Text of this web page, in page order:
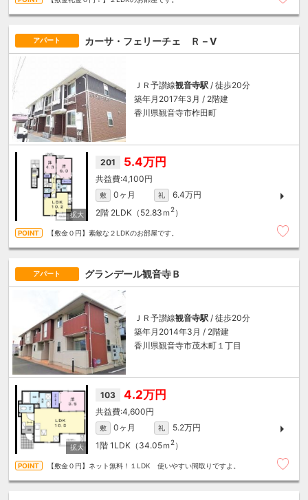
アパート カーサ・フェリーチェ Ｒ－Ⅴ
ＪＲ予讃線観音寺駅 / 徒歩20分
築年月2017年3月 / 2階建
香川県観音寺市柞田町
201 5.4万円
4,100円
敷 0ヶ月 礼
6.4万円
2階 2LDK（52.83ｍ2）
【敷金０円】素敵な２LDKのお部屋です。
アパート グランデール観音寺Ｂ
ＪＲ予讃線観音寺駅 / 徒歩20分
築年月2014年3月 / 2階建
香川県観音寺市茂木町１丁目
103 4.2万円
4,600円
敷 0ヶ月 礼
5.2万円
1階 1LDK（34.05ｍ2）
【敷金０円】ネット無料！１LDK 使いやすい間取りですよ。